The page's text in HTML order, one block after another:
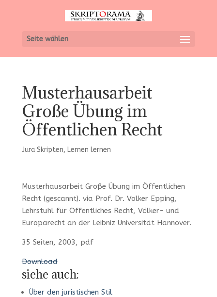
Seite wählen
Musterhausarbeit
Große Übung im
Öffentlichen Recht
Jura Skripten, Lernen lernen
Musterhausarbeit Große Übung im Öffentlichen
Recht (gescannt). via Prof. Dr. Volker Epping,
Lehrstuhl für Öffentliches Recht, Völker- und
Europarecht an der Leibniz Universität Hannover.
35 Seiten, 2003, pdf
Download
siehe auch:
Über den juristischen Stil